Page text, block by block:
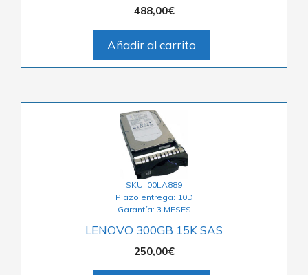
488,00€
Añadir al carrito
SKU: 00LA889
Plazo entrega: 10D
Garantía: 3 MESES
LENOVO 300GB 15K SAS
250,00€